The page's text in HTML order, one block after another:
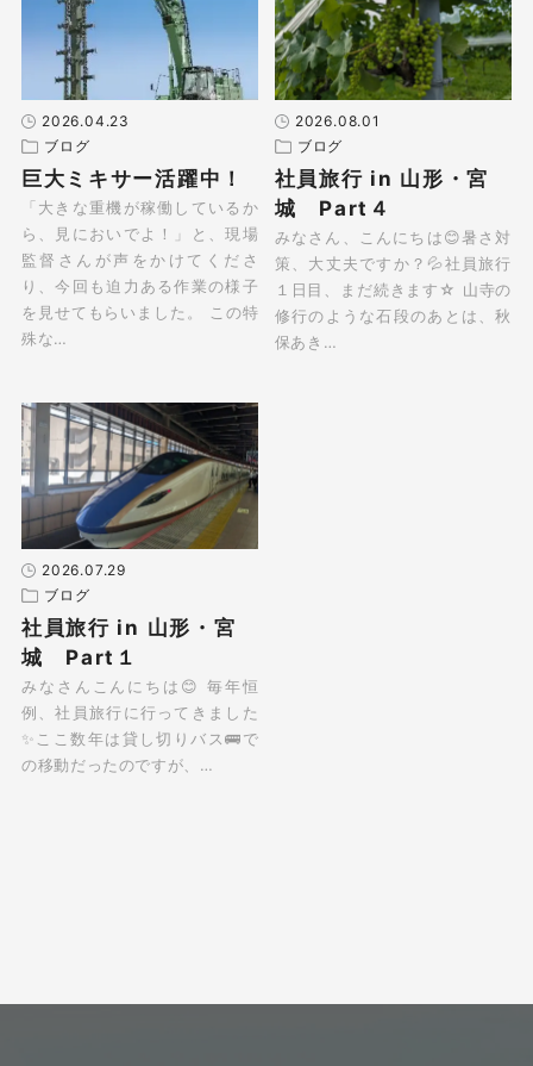
2026.04.23
ブログ
巨大ミキサー活躍中！
「大きな重機が稼働しているか
ら、見においでよ！」と、現場
監督さんが声をかけてくださ
り、今回も迫力ある作業の様子
を見せてもらいました。 この特
殊な…
2026.08.01
ブログ
社員旅行 in 山形・宮
城 Part４
みなさん、こんにちは😊暑さ対
策、大丈夫ですか？💦社員旅行
１日目、まだ続きます☆ 山寺の
修行のような石段のあとは、秋
保あき…
2026.07.29
ブログ
社員旅行 in 山形・宮
城 Part１
みなさんこんにちは😊 毎年恒
例、社員旅行に行ってきました
✨ここ数年は貸し切りバス🚌で
の移動だったのですが、…